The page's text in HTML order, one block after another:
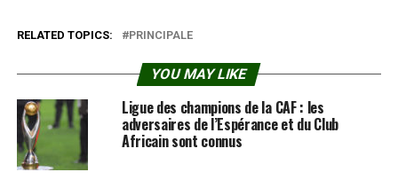
RELATED TOPICS: PRINCIPALE
YOU MAY LIKE
Ligue des champions de la CAF : les
adversaires de l’Espérance et du Club
Africain sont connus